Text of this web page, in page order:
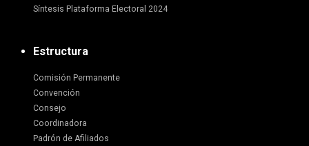
Síntesis Plataforma Electoral 2024
Estructura
Comisión Permanente
Convención
Consejo
Coordinadora
Padrón de Afiliados